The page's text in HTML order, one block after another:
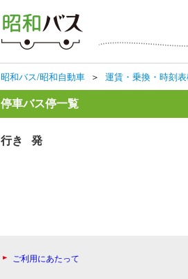
昭和バス/昭和自動車 ＞ 運賃・乗換・時刻
停車バス停一覧
行き 発
ご利用にあたって